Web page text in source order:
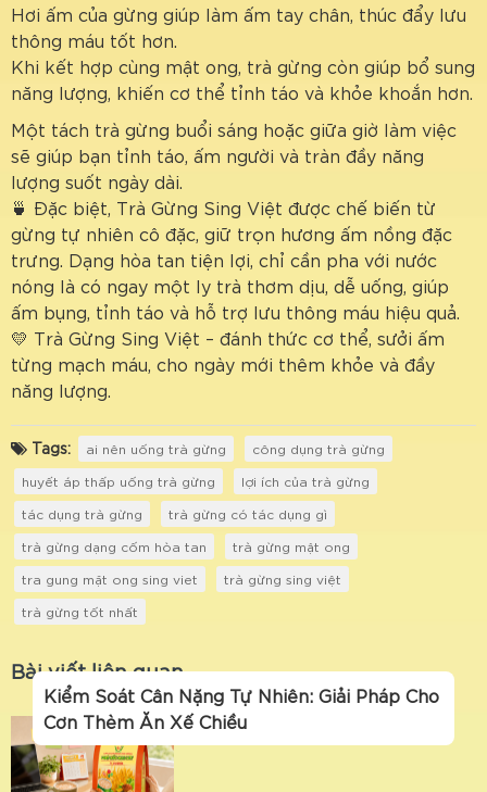
Hơi ấm của gừng giúp làm ấm tay chân, thúc đẩy lưu
thông máu tốt hơn.
Khi kết hợp cùng mật ong, trà gừng còn giúp bổ sung
năng lượng, khiến cơ thể tỉnh táo và khỏe khoắn hơn.
Một tách trà gừng buổi sáng hoặc giữa giờ làm việc
sẽ giúp bạn tỉnh táo, ấm người và tràn đầy năng
lượng suốt ngày dài.
🍵 Đặc biệt, Trà Gừng Sing Việt được chế biến từ
gừng tự nhiên cô đặc, giữ trọn hương ấm nồng đặc
trưng. Dạng hòa tan tiện lợi, chỉ cần pha với nước
nóng là có ngay một ly trà thơm dịu, dễ uống, giúp
ấm bụng, tỉnh táo và hỗ trợ lưu thông máu hiệu quả.
💛 Trà Gừng Sing Việt – đánh thức cơ thể, sưởi ấm
từng mạch máu, cho ngày mới thêm khỏe và đầy
năng lượng.
Tags: ai nên uống trà gừng
công dụng trà gừng
huyết áp thấp uống trà gừng
lợi ích của trà gừng
tác dụng trà gừng
trà gừng có tác dụng gì
trà gừng dạng cốm hòa tan
trà gừng mật ong
tra gung mặt ong sing viet
trà gừng sing việt
trà gừng tốt nhất
Bài viết liên quan
Kiểm Soát Cân Nặng Tự Nhiên: Giải Pháp Cho
Cơn Thèm Ăn Xế Chiều